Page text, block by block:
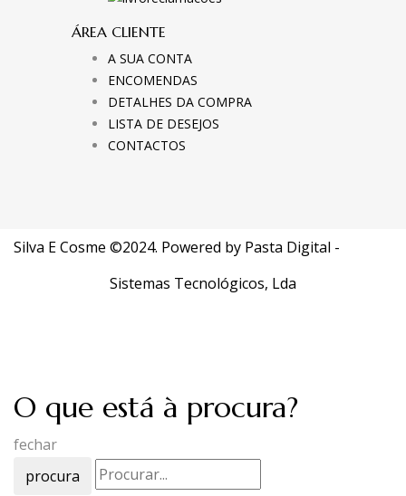
ÁREA CLIENTE
A SUA CONTA
ENCOMENDAS
DETALHES DA COMPRA
LISTA DE DESEJOS
CONTACTOS
Silva E Cosme ©2024. Powered by Pasta Digital -
Sistemas Tecnológicos, Lda
O que está à procura?
fechar
procura